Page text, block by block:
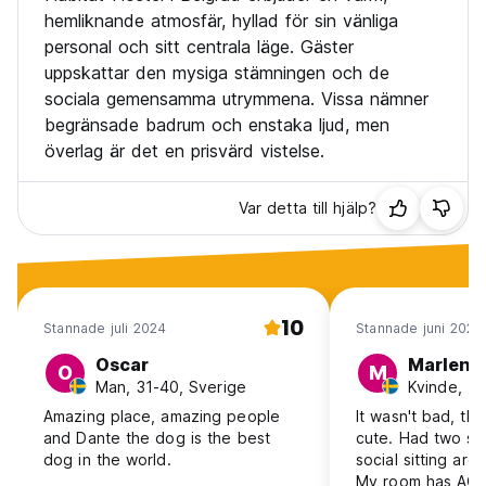
sin helhet vid utcheckning, så länge det inte finns några
skador på fastigheten.
hemliknande atmosfär, hyllad för sin vänliga
personal och sitt centrala läge. Gäster
uppskattar den mysiga stämningen och de
sociala gemensamma utrymmena. Vissa nämner
begränsade badrum och enstaka ljud, men
överlag är det en prisvärd vistelse.
Var detta till hjälp?
Stannade juli 2024 10
O Oscar
Man, 31-40, Sverige
Amazing place, amazing people
and Dante the dog is the best
dog in the world.
Stannade juni 2024
M Marlene
Kvinde,
It wasn't bad,
cute. Had two
social sitting
My room has AC